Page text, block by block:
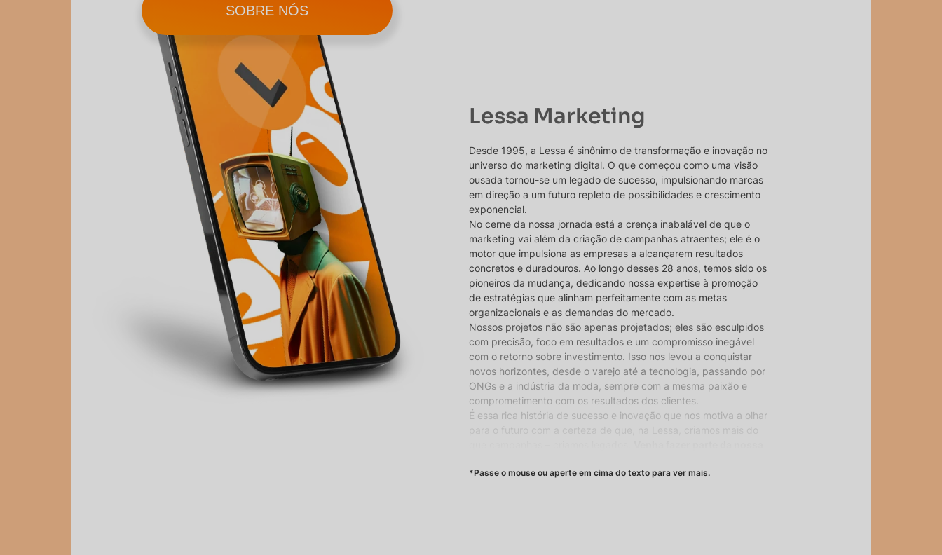
SOBRE NÓS
Lessa Marketing
Desde 1995, a Lessa é sinônimo de transformação e inovação no
universo do marketing digital. O que começou como uma visão
ousada tornou-se um legado de sucesso, impulsionando marcas
em direção a um futuro repleto de possibilidades e crescimento
exponencial.
No cerne da nossa jornada está a crença inabalável de que o
marketing vai além da criação de campanhas atraentes; ele é o
motor que impulsiona as empresas a alcançarem resultados
concretos e duradouros. Ao longo desses 28 anos, temos sido os
pioneiros da mudança, dedicando nossa expertise à promoção
de estratégias que alinham perfeitamente com as metas
organizacionais e as demandas do mercado.
Nossos projetos não são apenas projetados; eles são esculpidos
com precisão, foco em resultados e um compromisso inegável
com o retorno sobre investimento. Isso nos levou a conquistar
novos horizontes, desde o varejo até a tecnologia, passando por
ONGs e a indústria da moda, sempre com a mesma paixão e
comprometimento com os resultados dos clientes.
É essa rica história de sucesso e inovação que nos motiva a olhar
para o futuro com a certeza de que, na Lessa, criamos mais do
*Passe o mouse ou aperte em cima do texto para ver mais.